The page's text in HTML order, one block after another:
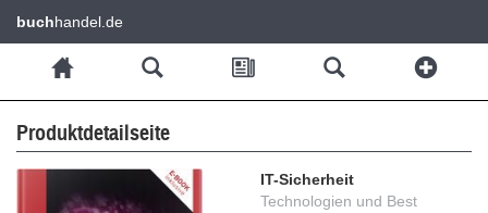
buchhandel.de
Produktdetailseite
IT-Sicherheit
Technologien und Best